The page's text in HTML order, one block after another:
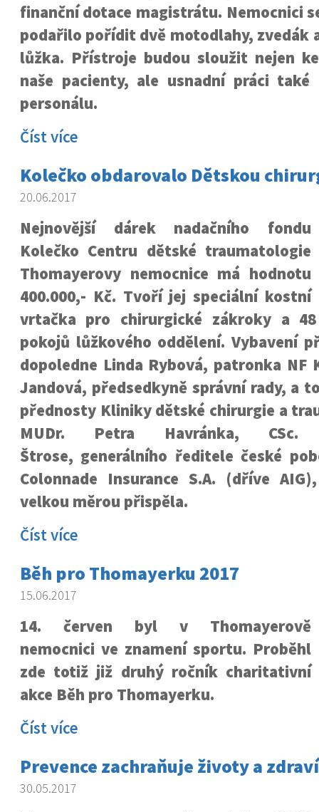
finanční dotace magistrátu. Nemocnici
podařilo pořídit dvě motodlahy, zvedák
lůžka. Přístroje budou sloužit nejen
naše pacienty, ale usnadní práci také
personálu.
Číst více
Kolečko obdarovalo Dětskou
20.06.2017
Nejnovější dárek nadačního fondu
Kolečko Centru dětské traumatologie
Thomayerovy nemocnice má hodnotu
400.000,- Kč. Tvoří jej speciální kostní
vrtačka pro chirurgické zákroky a
pokojů lůžkového oddělení. Vybavení
dopoledne Linda Rybová, patronka NF
Jandová, předsedkyně správní rady, a
přednosty Kliniky dětské chirurgie a
MUDr. Petra Havránka,
Štrose, generálního ředitele české
Colonnade Insurance S.A. (dříve
velkou měrou přispěla.
Číst více
Běh pro Thomayerku 2017
15.06.2017
14. červen byl v Thomayerově
nemocnici ve znamení sportu. Proběhl
zde totiž již druhý ročník charitativní
akce Běh pro Thomayerku.
Číst více
Prevence zachraňuje životy a
30.05.2017